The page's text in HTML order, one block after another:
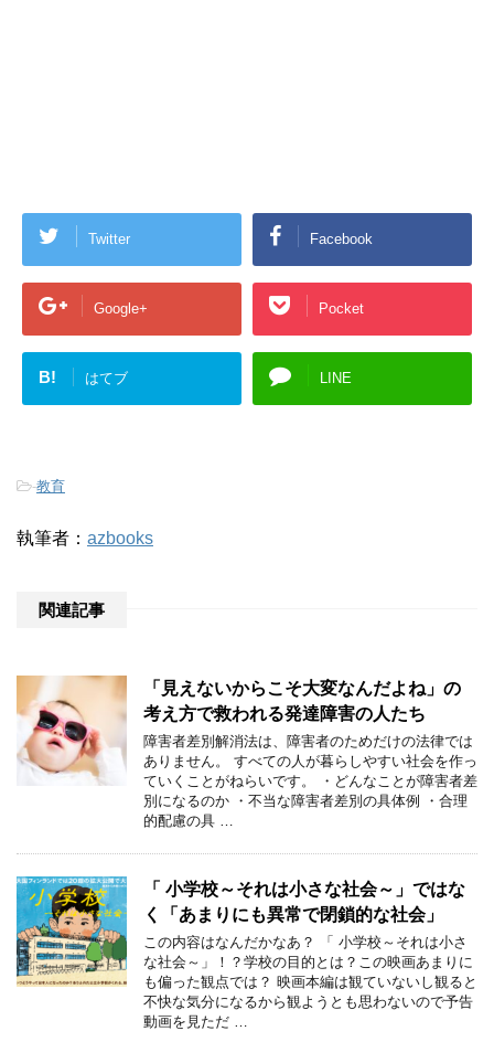
Twitter Facebook
Google+ Pocket
B! はてブ LINE
-教育
執筆者： azbooks
関連記事
「見えないからこそ大変なんだよね」の
考え方で救われる発達障害の人たち
障害者差別解消法は、障害者のためだけの法律では
ありません。 すべての人が暮らしやすい社会を作っ
ていくことがねらいです。 ・どんなことが障害者差
別になるのか ・不当な障害者差別の具体例 ・合理
的配慮の具 …
「 小学校～それは小さな社会～」ではな
く「あまりにも異常で閉鎖的な社会」
この内容はなんだかなあ？ 「 小学校～それは小さ
な社会～」！？学校の目的とは？この映画あまりに
も偏った観点では？ 映画本編は観ていないし観ると
不快な気分になるから観ようとも思わないので予告
動画を見ただ …